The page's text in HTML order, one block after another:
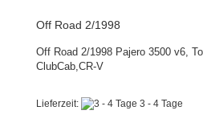
Off Road 2/1998
Off Road 2/1998 Pajero 3500 v6,
ClubCab,CR-V
Lieferzeit: 3 - 4 Tage